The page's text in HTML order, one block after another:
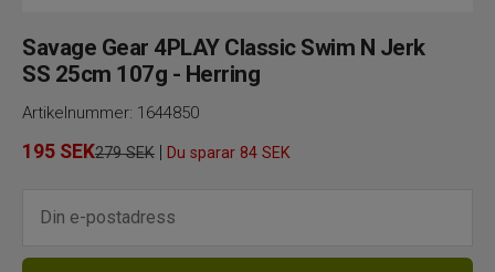
Savage Gear 4PLAY Classic Swim N Jerk
SS 25cm 107g - Herring
Artikelnummer: 1644850
195 SEK279 SEK | Du sparar 84 SEK